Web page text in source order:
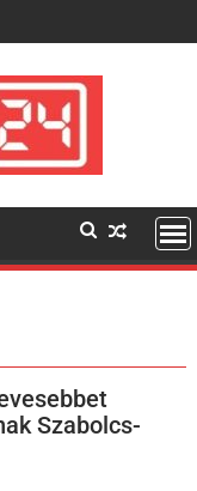
Szabolcs-